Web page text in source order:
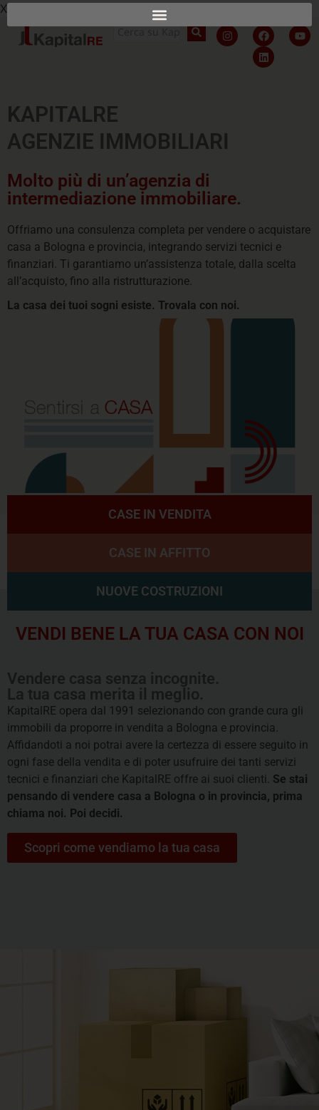
X
KAPITALRE
AGENZIE IMMOBILIARI
Molto più di un’agenzia di
intermediazione immobiliare.
Offriamo una consulenza completa per vendere o acquistare
casa a Bologna e provincia, integrando servizi tecnici e
finanziari. Ti garantiamo un’assistenza totale, dalla scelta
all’acquisto, fino alla ristrutturazione.
La casa dei tuoi sogni esiste. Trovala con noi.
CASE IN VENDITA
CASE IN AFFITTO
NUOVE COSTRUZIONI
VENDI BENE LA TUA CASA CON NOI
Vendere casa senza incognite.
La tua casa merita il meglio.
KapitalRE opera dal 1991 selezionando con grande cura gli
immobili da proporre in vendita a Bologna e provincia.
Affidandoti a noi potrai avere la certezza di essere seguito in
ogni fase della vendita e di poter usufruire dei tanti servizi
tecnici e finanziari che KapitalRE offre ai suoi clienti. Se stai
pensando di vendere casa a Bologna o in provincia, prima
chiama noi. Poi decidi.
Scopri come vendiamo la tua casa